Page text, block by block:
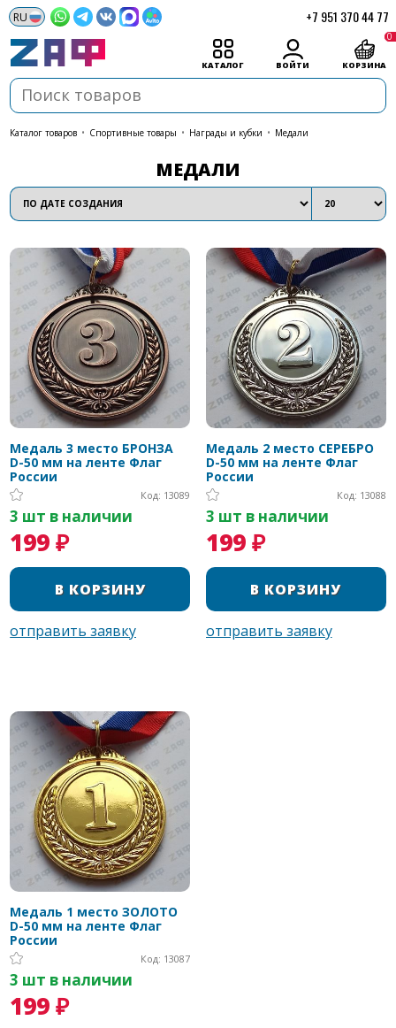
+7 951 370 44 77
КАТАЛОГ ВОЙТИ КОРЗИНА
0
каталог товаров • Спортивные товары • Награды и кубки • Медали
МЕДАЛИ
Медаль 3 место БРОНЗА
D-50 мм на ленте Флаг
России
Код: 13089
3 шт в наличии
199 ₽
Медаль 2 место СЕРЕБРО
D-50 мм на ленте Флаг
России
Код: 13088
3 шт в наличии
199 ₽
Медаль 1 место ЗОЛОТО
D-50 мм на ленте Флаг
России
Код: 13087
3 шт в наличии
199 ₽